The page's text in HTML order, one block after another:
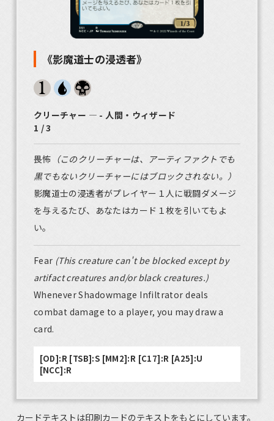
《影魔道士の浸透者》
クリーチャー ― - 人間・ウィザード
1 / 3
畏怖 （このクリーチャーは、アーティファクトでも
黒でもないクリーチャーにはブロックされない。）
影魔道士の浸透者がプレイヤー１人に戦闘ダメージ
を与えるたび、あなたはカード１枚を引いてもよ
い。
Fear (This creature can't be blocked except by
artifact creatures and/or black creatures.)
Whenever Shadowmage Infiltrator deals
combat damage to a player, you may draw a
card.
[OD]:R [TSB]:S [MM2]:R [C17]:R [A25]:U
[NCC]:R
カードテキストは印刷カードのテキストをもとにしています。